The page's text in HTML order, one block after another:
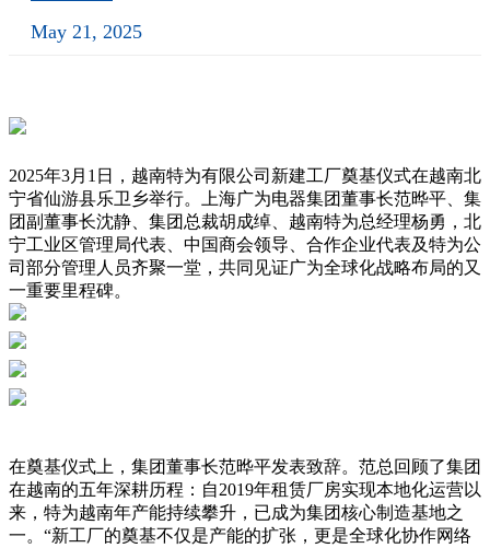
May 21, 2025
2025年3月1日，越南特为有限公司新建工厂奠基仪式在越南北
宁省仙游县乐卫乡举行。上海广为电器集团董事长范晔平、集
团副董事长沈静、集团总裁胡成绰、越南特为总经理杨勇，北
宁工业区管理局代表、中国商会领导、合作企业代表及特为公
司部分管理人员齐聚一堂，共同见证广为全球化战略布局的又
一重要里程碑。
在奠基仪式上，集团董事长范晔平发表致辞。范总回顾了集团
在越南的五年深耕历程：自2019年租赁厂房实现本地化运营以
来，特为越南年产能持续攀升，已成为集团核心制造基地之
一。“新工厂的奠基不仅是产能的扩张，更是全球化协作网络